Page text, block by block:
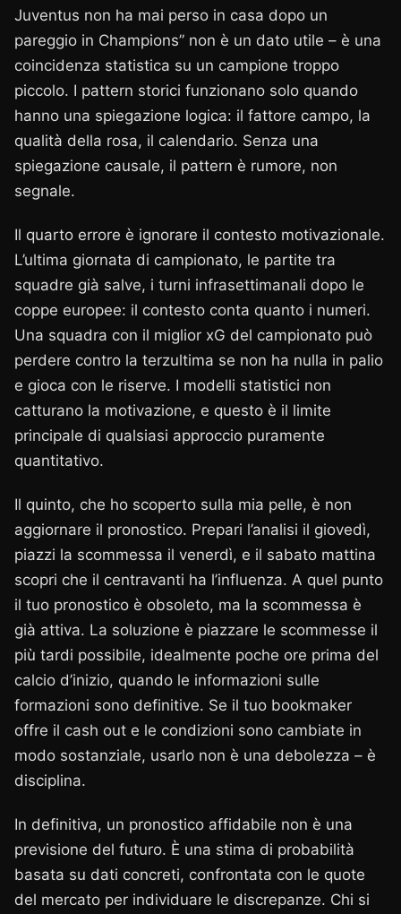
Juventus non ha mai perso in casa dopo un
pareggio in Champions” non è un dato utile – è una
coincidenza statistica su un campione troppo
piccolo. I pattern storici funzionano solo quando
hanno una spiegazione logica: il fattore campo, la
qualità della rosa, il calendario. Senza una
spiegazione causale, il pattern è rumore, non
segnale.
Il quarto errore è ignorare il contesto motivazionale.
L’ultima giornata di campionato, le partite tra
squadre già salve, i turni infrasettimanali dopo le
coppe europee: il contesto conta quanto i numeri.
Una squadra con il miglior xG del campionato può
perdere contro la terzultima se non ha nulla in palio
e gioca con le riserve. I modelli statistici non
catturano la motivazione, e questo è il limite
principale di qualsiasi approccio puramente
quantitativo.
Il quinto, che ho scoperto sulla mia pelle, è non
aggiornare il pronostico. Prepari l’analisi il giovedì,
piazzi la scommessa il venerdì, e il sabato mattina
scopri che il centravanti ha l’influenza. A quel punto
il tuo pronostico è obsoleto, ma la scommessa è
già attiva. La soluzione è piazzare le scommesse il
più tardi possibile, idealmente poche ore prima del
calcio d’inizio, quando le informazioni sulle
formazioni sono definitive. Se il tuo bookmaker
offre il cash out e le condizioni sono cambiate in
modo sostanziale, usarlo non è una debolezza – è
disciplina.
In definitiva, un pronostico affidabile non è una
previsione del futuro. È una stima di probabilità
basata su dati concreti, confrontata con le quote
del mercato per individuare le discrepanze. Chi si